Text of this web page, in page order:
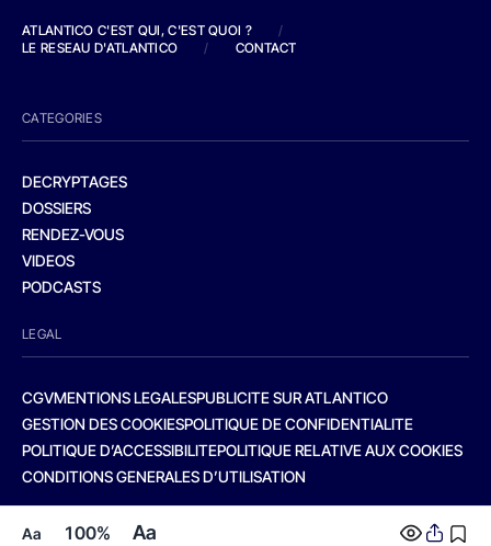
Aa 100% Aa
ATLANTICO C'EST QUI, C'EST QUOI ?
/
LE RESEAU D'ATLANTICO
/ CONTACT
CATEGORIES
DECRYPTAGES
DOSSIERS
RENDEZ-VOUS
VIDEOS
PODCASTS
LEGAL
CGVMENTIONS LEGALESPUBLICITE SUR ATLANTICO
GESTION DES COOKIESPOLITIQUE DE CONFIDENTIALITE
POLITIQUE D’ACCESSIBILITEPOLITIQUE RELATIVE AUX COOKIES
CONDITIONS GENERALES D’UTILISATION